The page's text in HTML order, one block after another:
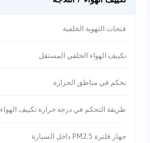
فتحات التهوية الخلفية
تكييف الهواء الخلفي المستقل
تحكم في مناطق الحرارة
طريقة التحكم في درجة حرارة تكييف الهواء
جهاز فلترة PM2.5 داخل السيارة